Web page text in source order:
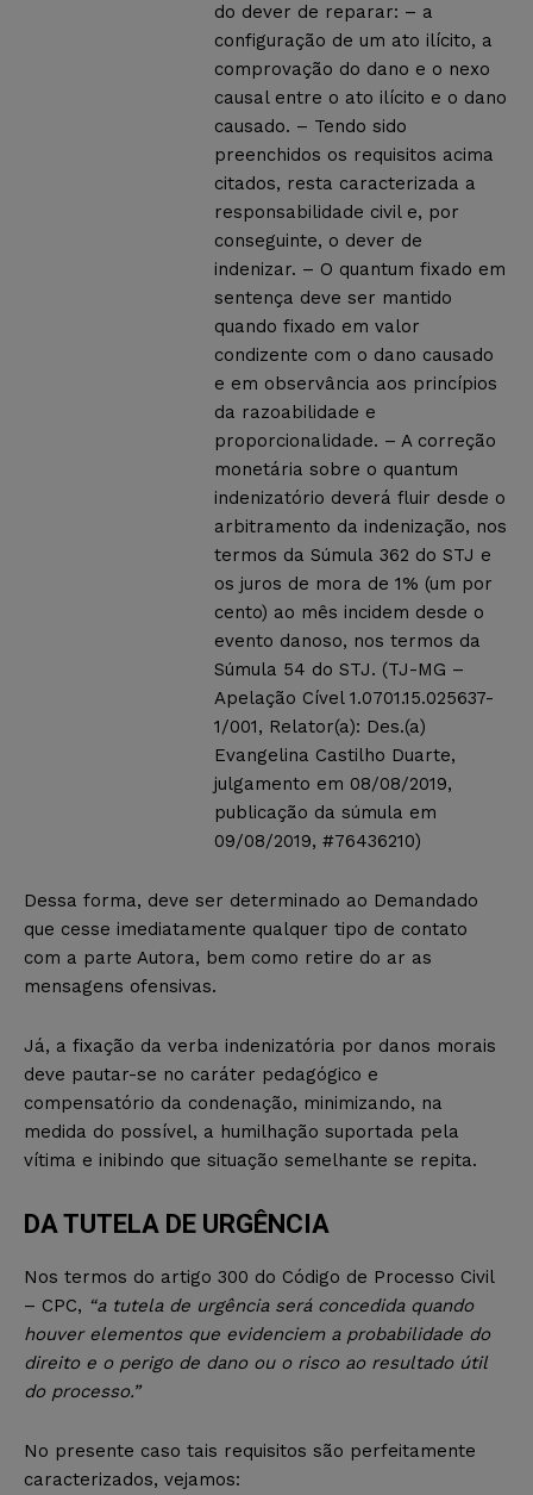
do dever de reparar: – a
configuração de um ato ilícito, a
comprovação do dano e o nexo
causal entre o ato ilícito e o dano
causado. – Tendo sido
preenchidos os requisitos acima
citados, resta caracterizada a
responsabilidade civil e, por
conseguinte, o dever de
indenizar. – O quantum fixado em
sentença deve ser mantido
quando fixado em valor
condizente com o dano causado
e em observância aos princípios
da razoabilidade e
proporcionalidade. – A correção
monetária sobre o quantum
indenizatório deverá fluir desde o
arbitramento da indenização, nos
termos da Súmula 362 do STJ e
os juros de mora de 1% (um por
cento) ao mês incidem desde o
evento danoso, nos termos da
Súmula 54 do STJ. (TJ-MG –
Apelação Cível 1.0701.15.025637-
1/001, Relator(a): Des.(a)
Evangelina Castilho Duarte,
julgamento em 08/08/2019,
publicação da súmula em
09/08/2019, #76436210)
Dessa forma, deve ser determinado ao Demandado
que cesse imediatamente qualquer tipo de contato
com a parte Autora, bem como retire do ar as
mensagens ofensivas.
Já, a fixação da verba indenizatória por danos morais
deve pautar-se no caráter pedagógico e
compensatório da condenação, minimizando, na
medida do possível, a humilhação suportada pela
vítima e inibindo que situação semelhante se repita.
DA TUTELA DE URGÊNCIA
Nos termos do artigo 300 do Código de Processo Civil
– CPC, “a tutela de urgência será concedida quando
houver elementos que evidenciem a probabilidade do
direito e o perigo de dano ou o risco ao resultado útil
do processo.”
No presente caso tais requisitos são perfeitamente
caracterizados, vejamos: